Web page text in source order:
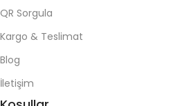
QR Sorgula
Kargo & Teslimat
Blog
İletişim